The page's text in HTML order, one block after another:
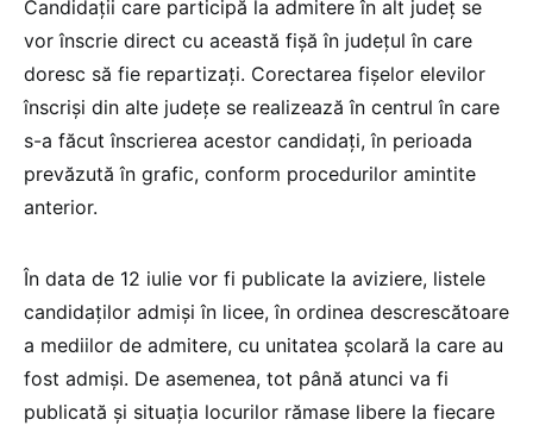
Candidaţii care participă la admitere în alt judeţ se
vor înscrie direct cu această fişă în judeţul în care
doresc să fie repartizaţi. Corectarea fişelor elevilor
înscrişi din alte judeţe se realizează în centrul în care
s-a făcut înscrierea acestor candidaţi, în perioada
prevăzută în grafic, conform procedurilor amintite
anterior.
În data de 12 iulie vor fi publicate la aviziere, listele
candidaţilor admişi în licee, în ordinea descrescătoare
a mediilor de admitere, cu unitatea şcolară la care au
fost admişi. De asemenea, tot până atunci va fi
publicată și situaţia locurilor rămase libere la fiecare